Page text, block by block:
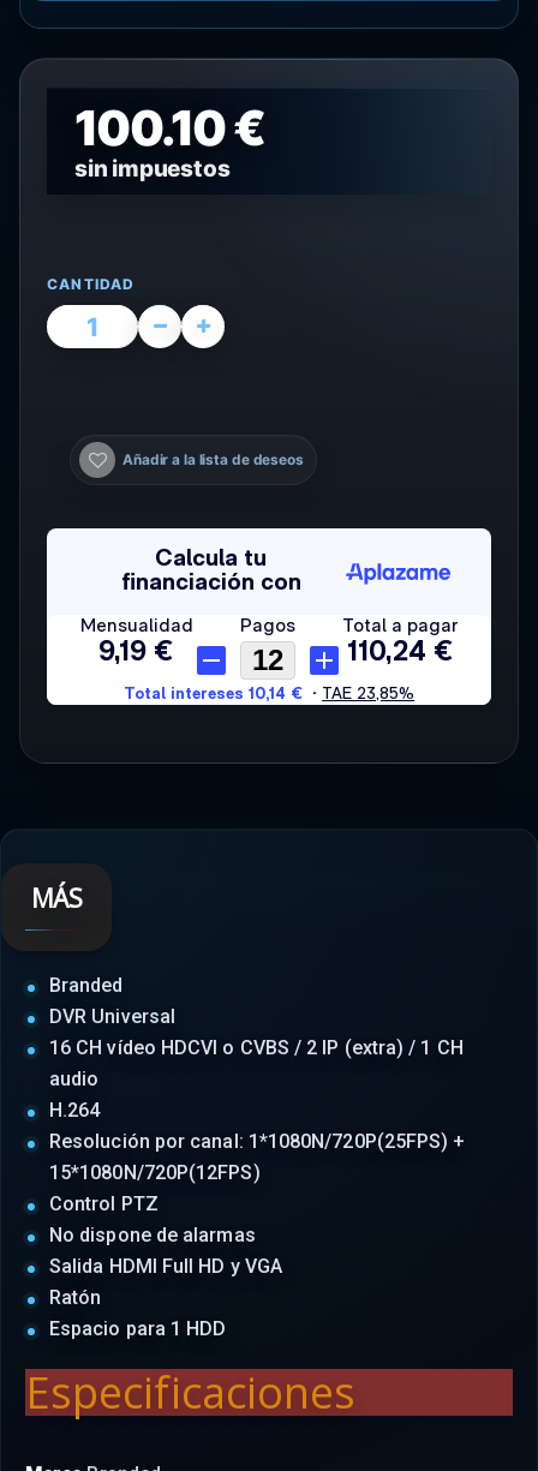
100.10 €
sin impuestos
CANTIDAD
Añadir a la lista de deseos
MÁS
Branded
DVR Universal
16 CH vídeo HDCVI o CVBS / 2 IP (extra) / 1 CH
audio
H.264
Resolución por canal: 1*1080N/720P(25FPS) +
15*1080N/720P(12FPS)
Control PTZ
No dispone de alarmas
Salida HDMI Full HD y VGA
Ratón
Espacio para 1 HDD
Especificaciones